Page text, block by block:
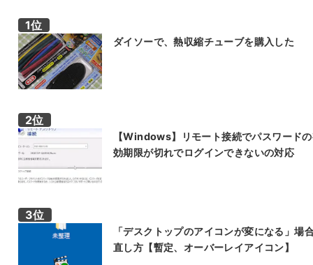
ダイソーで、熱収縮チューブを購入した
【Windows】リモート接続でパスワード
効期限が切れでログインできないの対応
「デスクトップのアイコンが変になる」場
直し方【暫定、オーバーレイアイコン】